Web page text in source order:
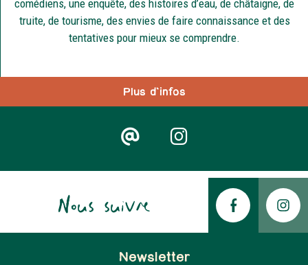
Plus d'infos
comédiens, une enquête, des histoires d’eau, de châtaigne, de
truite, de tourisme, des envies de faire connaissance et des
tentatives pour mieux se comprendre.
Nous suivre
Newsletter